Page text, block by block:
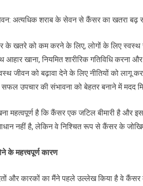
अत्यधिक शराब के सेवन से कैंसर का खतरा
के खतरे को कम करने के लिए, लोगों के लिए स्वस्थ
आहार खाना, नियमित शारीरिक गतिविधि
जीवन को बढ़ावा देने के लिए नीतियों को लागू
सफल उपचार की संभावना को बेहतर बनाने में मदद
महत्वपूर्ण है कि कैंसर एक जटिल बीमारी है और
नहीं है, लेकिन वे निश्चित रूप से कैंसर के
के महत्त्वपूर्ण कारण
और कारकों का मैंने पहले उल्लेख किया है वे